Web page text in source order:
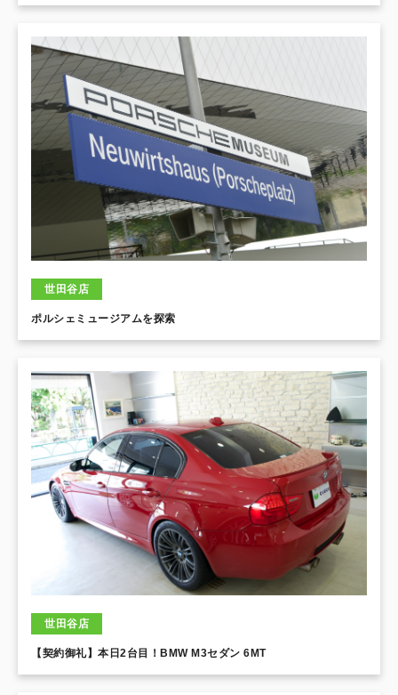
世田谷店
ポルシェミュージアムを探索
世田谷店
【契約御礼】本日2台目！BMW M3セダン 6MT